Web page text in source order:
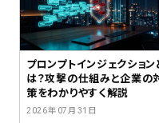
プロンプトインジェクション
は？攻撃の仕組みと企業の
策をわかりやすく解説
2026年07月31日